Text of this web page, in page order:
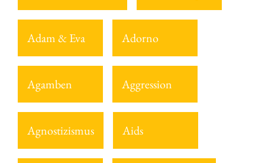
Adam & Eva Adorno
Agamben Aggression
Agnostizismus Aids